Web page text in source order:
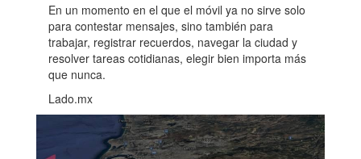
En un momento en el que el móvil ya no sirve solo
para contestar mensajes, sino también para
trabajar, registrar recuerdos, navegar la ciudad y
resolver tareas cotidianas, elegir bien importa más
que nunca.
Lado.mx